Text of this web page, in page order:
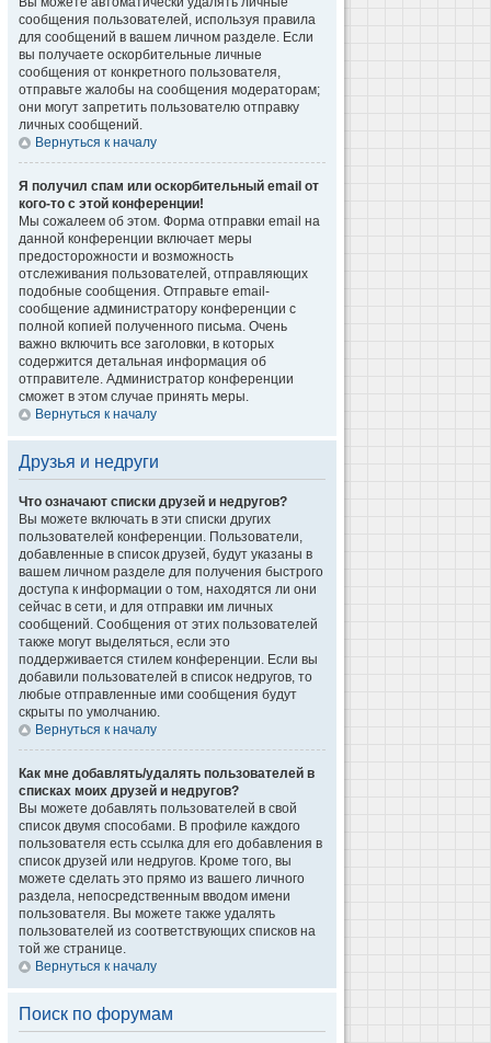
сообщения пользователей, используя правила
для сообщений в вашем личном разделе. Если
вы получаете оскорбительные личные
сообщения от конкретного пользователя,
отправьте жалобы на сообщения модераторам;
они могут запретить пользователю отправку
личных сообщений.
Вернуться к началу
Я получил спам или оскорбительный email от
кого-то с этой конференции!
Мы сожалеем об этом. Форма отправки email на
данной конференции включает меры
предосторожности и возможность
отслеживания пользователей, отправляющих
подобные сообщения. Отправьте email-
сообщение администратору конференции с
полной копией полученного письма. Очень
важно включить все заголовки, в которых
содержится детальная информация об
отправителе. Администратор конференции
сможет в этом случае принять меры.
Вернуться к началу
Друзья и недруги
Что означают списки друзей и недругов?
Вы можете включать в эти списки других
пользователей конференции. Пользователи,
добавленные в список друзей, будут указаны в
вашем личном разделе для получения быстрого
доступа к информации о том, находятся ли они
сейчас в сети, и для отправки им личных
сообщений. Сообщения от этих пользователей
также могут выделяться, если это
поддерживается стилем конференции. Если вы
добавили пользователей в список недругов, то
любые отправленные ими сообщения будут
скрыты по умолчанию.
Вернуться к началу
Как мне добавлять/удалять пользователей в
списках моих друзей и недругов?
Вы можете добавлять пользователей в свой
список двумя способами. В профиле каждого
пользователя есть ссылка для его добавления в
список друзей или недругов. Кроме того, вы
можете сделать это прямо из вашего личного
раздела, непосредственным вводом имени
пользователя. Вы можете также удалять
пользователей из соответствующих списков на
той же странице.
Вернуться к началу
Поиск по форумам